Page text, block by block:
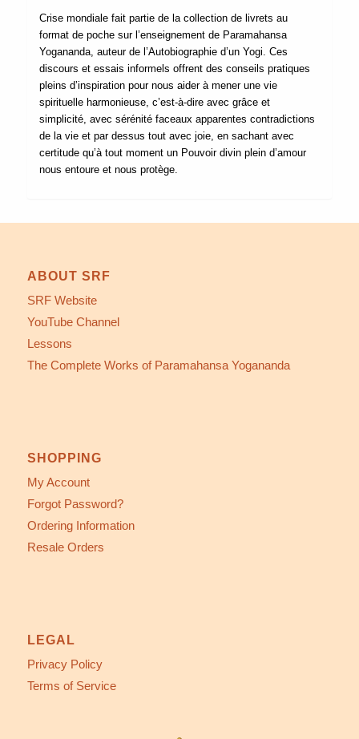
Crise mondiale fait partie de la collection de livrets au
format de poche sur l’enseignement de Paramahansa
Yogananda, auteur de l’Autobiographie d’un Yogi. Ces
discours et essais informels offrent des conseils pratiques
pleins d’inspiration pour nous aider à mener une vie
spirituelle harmonieuse, c’est-à-dire avec grâce et
simplicité, avec sérénité faceaux apparentes contradictions
de la vie et par dessus tout avec joie, en sachant avec
certitude qu’à tout moment un Pouvoir divin plein d’amour
nous entoure et nous protège.
ABOUT SRF
SRF Website
YouTube Channel
Lessons
The Complete Works of Paramahansa Yogananda
SHOPPING
My Account
Forgot Password?
Ordering Information
Resale Orders
LEGAL
Privacy Policy
Terms of Service